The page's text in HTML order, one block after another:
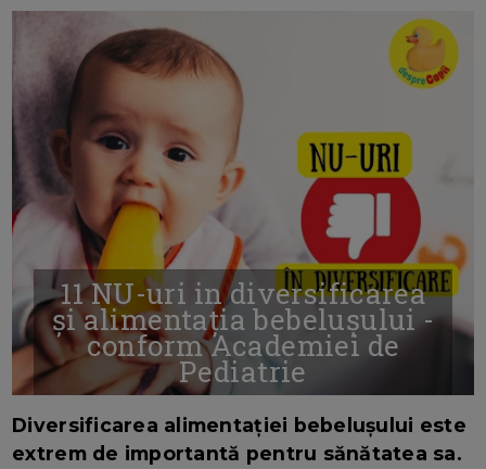
11 NU-uri in diversificarea
și alimentația bebelușului -
conform Academiei de
Pediatrie
Diversificarea alimentației bebelușului este
extrem de importantă pentru sănătatea sa.